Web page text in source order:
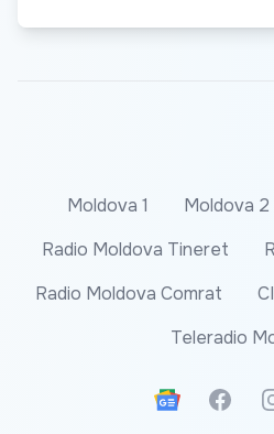
Moldova 1 Moldova 2
Radio Moldova Tineret
Radio Moldova Comrat
Teleradio
Google News